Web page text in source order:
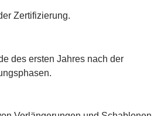
Zertifizierung.
des ersten Jahres nach der